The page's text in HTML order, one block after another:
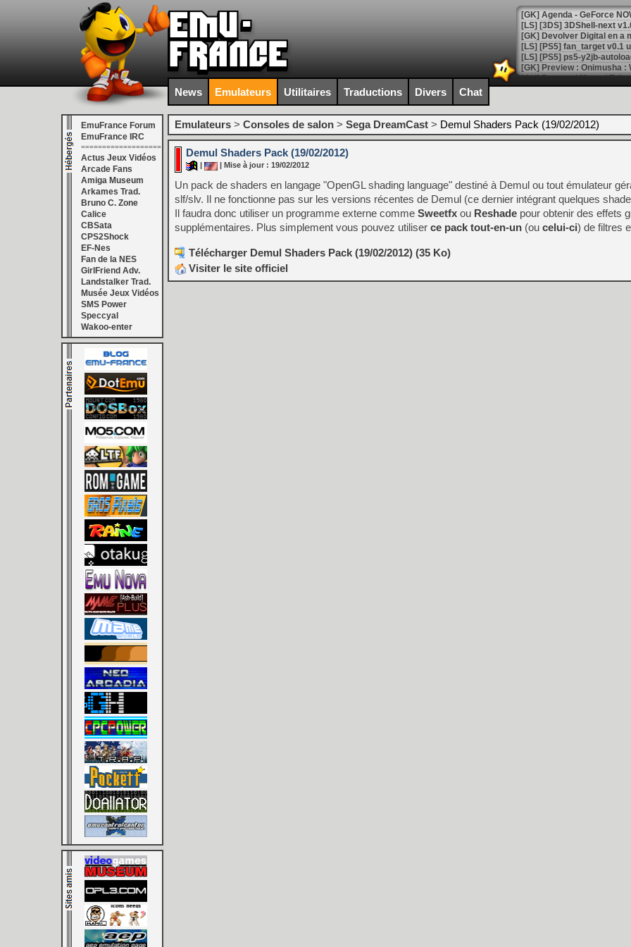
[GK] Agenda - GeForce
[GK] Devolver Digital en a
[LS] [PS5] ps5-y2jb-
[GK] Pourquoi Marvel
[GK] Test : Restory : Chill
[GK] GTA 6 : Rockstar
[GK] Hot Wheels Infinite
[GK] Mémoire cash -
[GK] Résultats Nintendo :
[GK] Déjà des
[Mo5] Brickboy cherche à
[GK] Minecraft et ses «
[GK] Beast of
[GK] Ubisoft : fin de partie
[GK] Mémoire cash -
[GK] Dan Houser (GTA)
[GK] Comment EA Sports
[GK] Crimson Moon : un
[GK] Isle of Reveries : le
[GK] Moonlighter 2 : The
[GK] Capcom relance
[Mo5] Deux inédits du
[GK] Le beat'em up The
[GK] Endless Legend 2 :
[LS] [PS5] Le WebKit
[GK] Oubliez Crazy Taxi,
[LS] [Switch] NSZ 5.0.0
[GK] No More Room in
[GK] Un chatbot Atelier
News Emulateurs Utilitaires Traductions Divers Chat
EmuFrance Forum
EmuFrance IRC
===================
Actus Jeux Vidéos
Arcade Fans
Amiga Museum
Arkames Trad.
Bruno C. Zone
Calice
CBSata
CPS2Shock
EF-Nes
Fan de la NES
GirlFriend Adv.
Landstalker Trad.
Musée Jeux Vidéos
SMS Power
Speccyal
Wakoo-enter
Emulateurs > Consoles de salon > Sega DreamCast > Demul Shaders Pack (19/02/2012)
Demul Shaders Pack (19/02/2012)
| Mise à jour : 19/02/2012
Un pack de shaders en langage "OpenGL shading language" destiné à Demul ou tout émulateur
slf/slv. Il ne fonctionne pas sur les versions récentes de Demul (ce dernier intégrant quelques
Il faudra donc utiliser un programme externe comme Sweetfx ou Reshade pour obtenir des effets
supplémentaires. Plus simplement vous pouvez utiliser ce pack tout-en-un (ou celui-ci) de filtres
Télécharger Demul Shaders Pack (19/02/2012) (35 Ko)
Visiter le site officiel